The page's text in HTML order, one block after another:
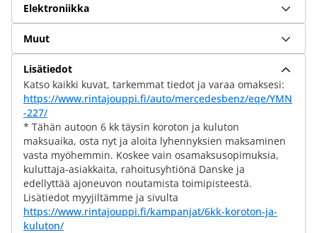
Elektroniikka
Muut
Lisätiedot
Katso kaikki kuvat, tarkemmat tiedot ja varaa omaksesi:
https://www.rintajouppi.fi/auto/mercedesbenz/eqe/YMN
-227/
* Tähän autoon 6 kk täysin koroton ja kuluton
maksuaika, osta nyt ja aloita lyhennyksien maksaminen
vasta myöhemmin. Koskee vain osamaksusopimuksia,
kuluttaja-asiakkaita, rahoitusyhtiönä Danske ja
edellyttää ajoneuvon noutamista toimipisteestä.
Lisätiedot myyjiltämme ja sivulta
https://www.rintajouppi.fi/kampanjat/6kk-koroton-ja-
kuluton/